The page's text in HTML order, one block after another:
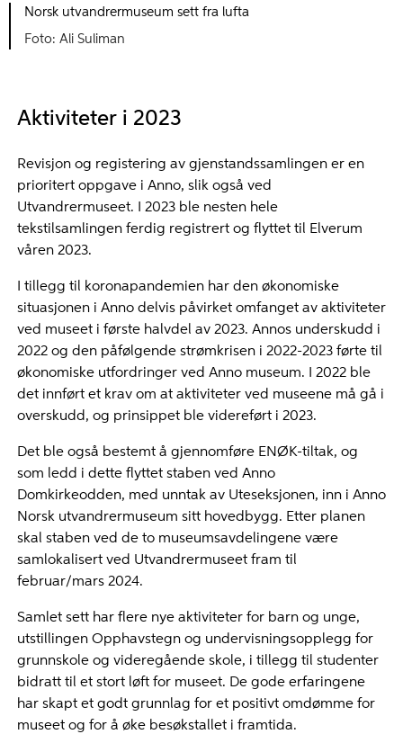
Norsk utvandrermuseum sett fra lufta
Ali Suliman
Aktiviteter i 2023
Revisjon og registering av gjenstandssamlingen er en
prioritert oppgave i Anno, slik også ved
Utvandrermuseet. I 2023 ble nesten hele
tekstilsamlingen ferdig registrert og flyttet til Elverum
våren 2023.
I tillegg til koronapandemien har den økonomiske
situasjonen i Anno delvis påvirket omfanget av aktiviteter
ved museet i første halvdel av 2023. Annos underskudd i
2022 og den påfølgende strømkrisen i 2022-2023 førte til
økonomiske utfordringer ved Anno museum. I 2022 ble
det innført et krav om at aktiviteter ved museene må gå i
overskudd, og prinsippet ble videreført i 2023.
Det ble også bestemt å gjennomføre ENØK-tiltak, og
som ledd i dette flyttet staben ved Anno
Domkirkeodden, med unntak av Uteseksjonen, inn i Anno
Norsk utvandrermuseum sitt hovedbygg. Etter planen
skal staben ved de to museumsavdelingene være
samlokalisert ved Utvandrermuseet fram til
februar/mars 2024.
Samlet sett har flere nye aktiviteter for barn og unge,
utstillingen Opphavstegn og undervisningsopplegg for
grunnskole og videregående skole, i tillegg til studenter
bidratt til et stort løft for museet. De gode erfaringene
har skapt et godt grunnlag for et positivt omdømme for
museet og for å øke besøkstallet i framtida.